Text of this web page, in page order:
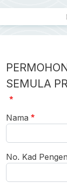
SEMULA
Nama
No. Kad